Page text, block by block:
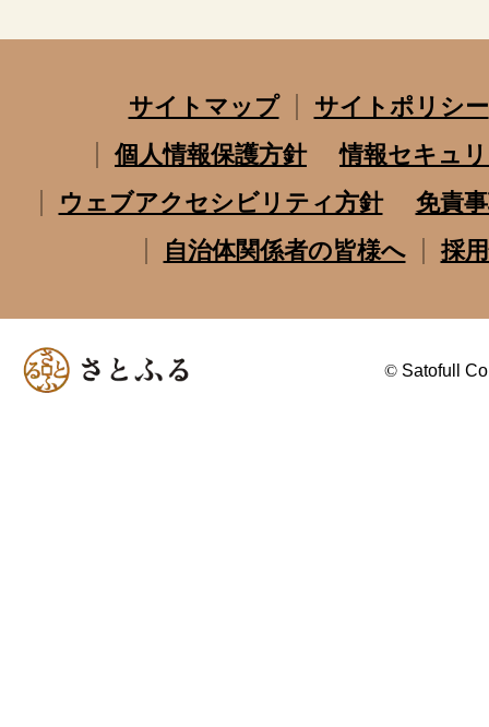
サイトマップ
サイトポリシー
個人情報保護方針
情報セキュ
ウェブアクセシビリティ方針
免責
自治体関係者の皆様へ
採
© Satofull